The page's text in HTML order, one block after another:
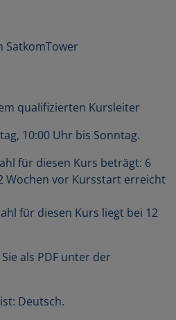
SatkomTower
qualifizierten Kursleiter
10:00 Uhr bis Sonntag.
für diesen Kurs beträgt: 6
Wochen vor Kursstart erreicht
für diesen Kurs liegt bei 12
als PDF unter der
Deutsch.